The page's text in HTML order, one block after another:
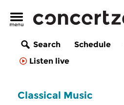
Search Schedule
Listen live
Classical Music